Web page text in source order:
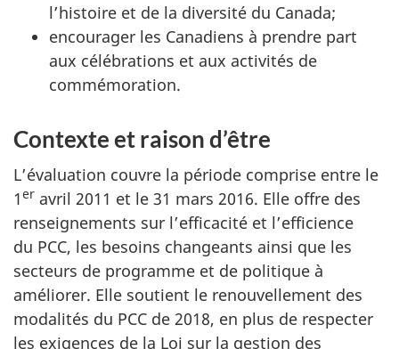
l’histoire et de la diversité du Canada;
encourager les Canadiens à prendre part
aux célébrations et aux activités de
commémoration.
Contexte et raison d’être
L’évaluation couvre la période comprise entre le
1er avril 2011 et le 31 mars 2016. Elle offre des
renseignements sur l’efficacité et l’efficience
du PCC, les besoins changeants ainsi que les
secteurs de programme et de politique à
améliorer. Elle soutient le renouvellement des
modalités du PCC de 2018, en plus de respecter
les exigences de la Loi sur la gestion des